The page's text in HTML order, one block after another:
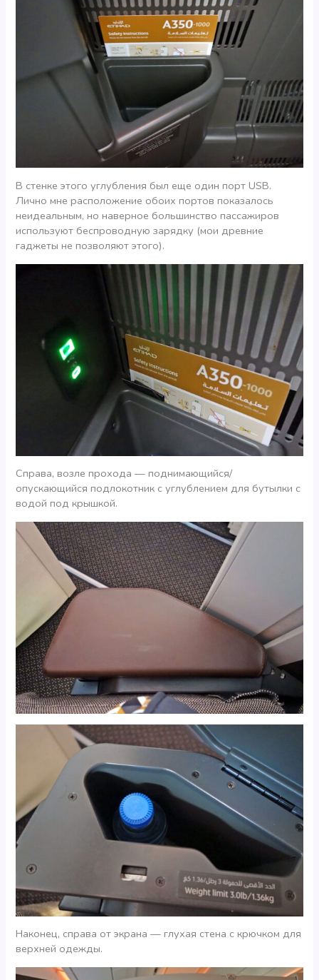
В стенке этого углубления был еще один порт USB.
Лично мне расположение обоих портов показалось
неидеальным, но наверное большинство пассажиров
используют беспроводную зарядку (мои древние
гаджеты не позволяют этого).
Справа, возле прохода — поднимающийся/
опускающийся подлокотник с углублением для бутылки с
водой под крышкой.
Наконец, справа от экрана — глухая стена с крючком для
верхней одежды.